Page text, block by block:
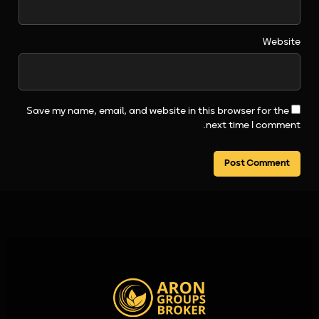
Website
Save my name, email, and website in this browser for the
next time I comment.